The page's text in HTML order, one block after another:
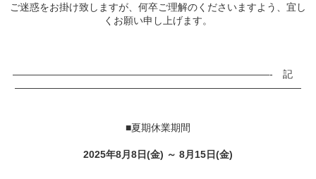
ご迷惑をお掛け致しますが、何卒ご理解のくださいますよう、宜し
くお願い申し上げます。
——————————————————————————- 記
—————————————————————————————
■夏期休業期間
2025年8月8日(金) ～ 8月15日(金)